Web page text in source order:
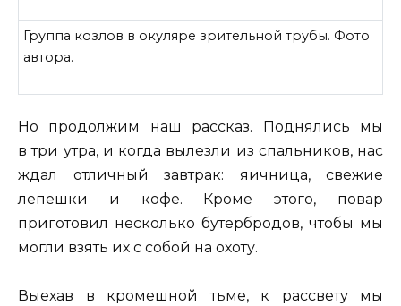
Группа козлов в окуляре зрительной трубы. Фото
автора.
Но продолжим наш рассказ. Поднялись мы
в три утра, и когда вылезли из спальников, нас
ждал отличный завтрак: яичница, свежие
лепешки и кофе. Кроме этого, повар
приготовил несколько бутербродов, чтобы мы
могли взять их с собой на охоту.
Выехав в кромешной тьме, к рассвету мы